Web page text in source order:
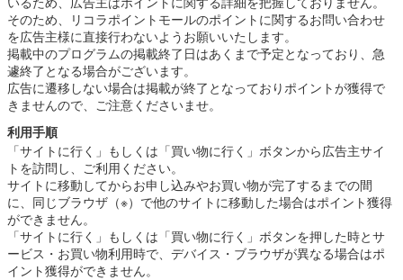
そのため、リコラポイントモールのポイントに関するお問い合わせ
を広告主様に直接行わないようお願いいたします。
掲載中のプログラムの掲載終了日はあくまで予定となっており、急
遽終了となる場合がございます。
広告に遷移しない場合は掲載が終了となっておりポイントが獲得で
きませんので、ご注意くださいませ。
利用手順
「サイトに行く」もしくは「買い物に行く」ボタンから広告主サイ
トを訪問し、ご利用ください。
サイトに移動してからお申し込みやお買い物が完了するまでの間
に、同じブラウザ（※）で他のサイトに移動した場合はポイント獲得
ができません。
「サイトに行く」もしくは「買い物に行く」ボタンを押した時とサ
ービス・お買い物利用時で、デバイス・ブラウザが異なる場合はポ
イント獲得ができません。